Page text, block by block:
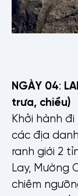
NGÀY 04:
trưa, chiều)
Khởi hành
các địa
ranh giới 2
Lay, Mường
chiêm